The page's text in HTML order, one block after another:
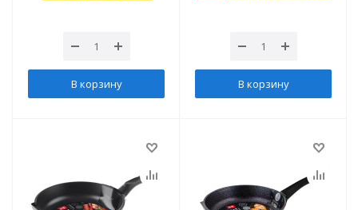
В корзину В корзину